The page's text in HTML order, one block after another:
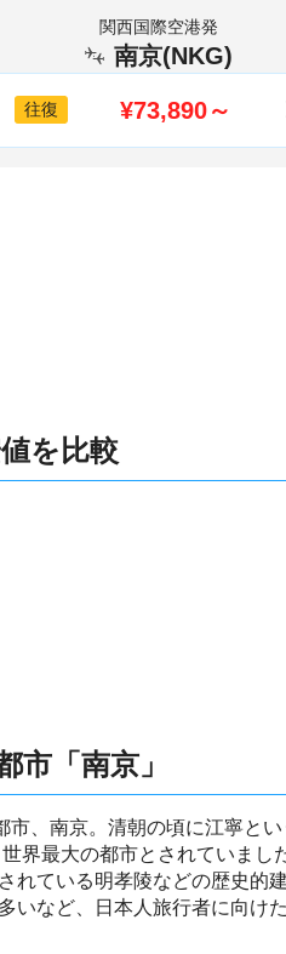
関西国際空港発
南京(NKG)
往復 ¥73,890～
を比較
市「南京」
市、南京。清朝の頃に江寧と
界最大の都市とされていま
れている明孝陵などの歴史的
いなど、日本人旅行者に向け